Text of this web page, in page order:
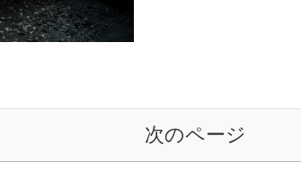
次のページ